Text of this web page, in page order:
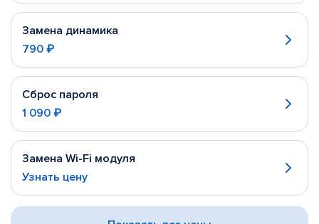
Замена динамика
790 ₽
Сброс пароля
1 090 ₽
Замена Wi-Fi модуля
Узнать цену